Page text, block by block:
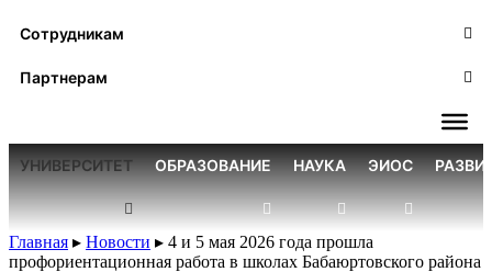
Сотрудникам
Партнерам
УНИВЕРСИТЕТ ОБРАЗОВАНИЕ НАУКА ЭИОС
Главная ▸ Новости ▸ 4 и 5 мая 2026 года прошла
профориентационная работа в школах Бабаюртовского района